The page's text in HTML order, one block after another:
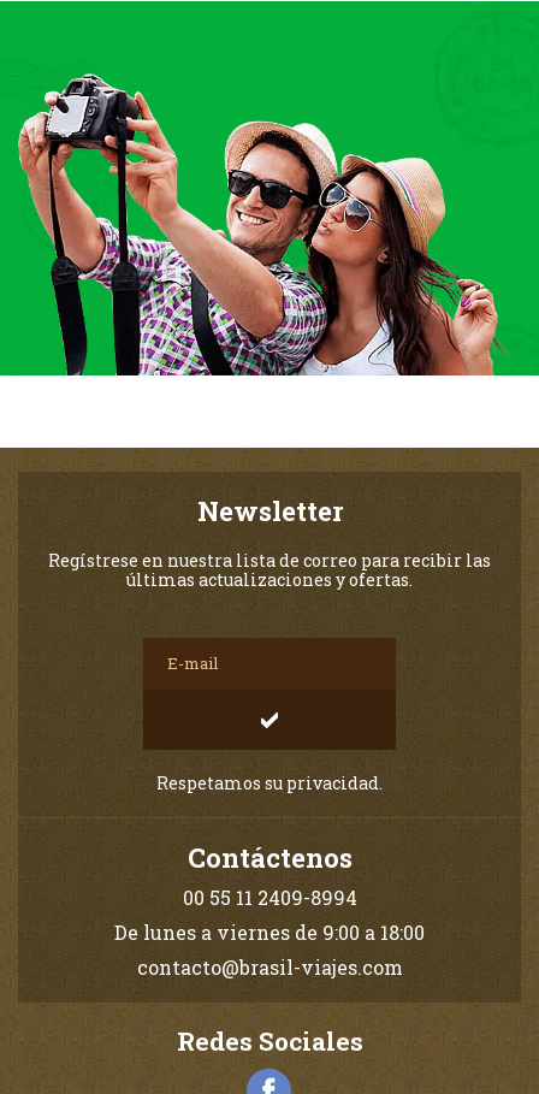
Newsletter
Regístrese en nuestra lista de correo para recibir las
últimas actualizaciones y ofertas.
Respetamos su privacidad.
Contáctenos
00 55 11 2409-8994
De lunes a viernes de 9:00 a 18:00
contacto@brasil-viajes.com
Redes Sociales